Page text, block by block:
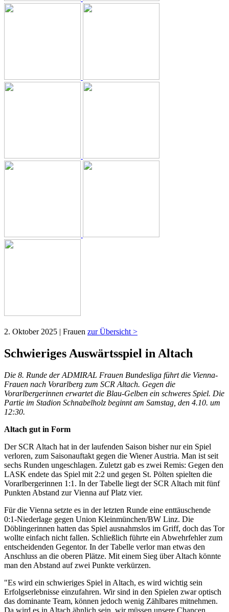
2. Oktober 2025 | Frauen zur Übersicht >
Schwieriges Auswärtsspiel in Altach
Die 8. Runde der ADMIRAL Frauen Bundesliga führt die Vienna-
Frauen nach Vorarlberg zum SCR Altach. Gegen die
Vorarlbergerinnen erwartet die Blau-Gelben ein schweres Spiel. Die
Partie im Stadion Schnabelholz beginnt am Samstag, den 4.10. um
12:30.
Altach gut in Form
Der SCR Altach hat in der laufenden Saison bisher nur ein Spiel
verloren, zum Saisonauftakt gegen die Wiener Austria. Man ist seit
sechs Runden ungeschlagen. Zuletzt gab es zwei Remis: Gegen den
LASK endete das Spiel mit 2:2 und gegen St. Pölten spielten die
Vorarlbergerinnen 1:1. In der Tabelle liegt der SCR Altach mit fünf
Punkten Abstand zur Vienna auf Platz vier.
Für die Vienna setzte es in der letzten Runde eine enttäuschende
0:1-Niederlage gegen Union Kleinmünchen/BW Linz. Die
Döblingerinnen hatten das Spiel ausnahmslos im Griff, doch das Tor
wollte einfach nicht fallen. Schließlich führte ein Abwehrfehler zum
entscheidenden Gegentor. In der Tabelle verlor man etwas den
Anschluss an die oberen Plätze. Mit einem Sieg über Altach könnte
man den Abstand auf zwei Punkte verkürzen.
"Es wird ein schwieriges Spiel in Altach, es wird wichtig sein
Erfolgserlebnisse einzufahren. Wir sind in den Spielen zwar optisch
das dominante Team, können jedoch wenig Zählbares mitnehmen.
Da wird es in Altach ähnlich sein, wir müssen unsere Chancen